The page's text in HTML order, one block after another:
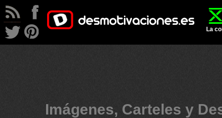
La
Imágenes, Carteles y